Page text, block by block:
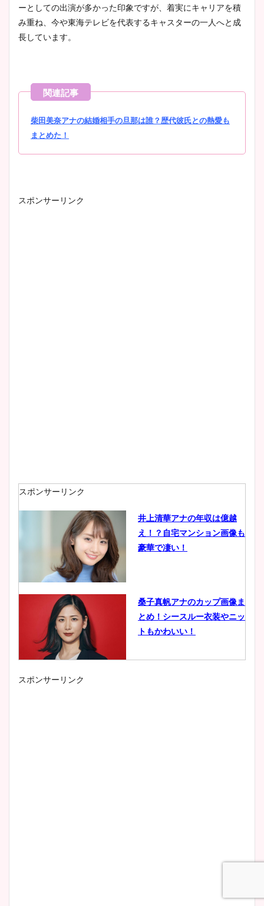
ーとしての出演が多かった印象ですが、着実にキャリアを積
み重ね、今や東海テレビを代表するキャスターの一人へと成
長しています。
柴田美奈アナの結婚相手の旦那は誰？歴代彼氏との熱愛も
まとめた！
スポンサーリンク
スポンサーリンク
井上清華アナの年収は億越
え！？自宅マンション画像も
豪華で凄い！
桑子真帆アナのカップ画像ま
とめ！シースルー衣装やニッ
トもかわいい！
プ画像まとめ！同期や実家に
スポンサーリンク